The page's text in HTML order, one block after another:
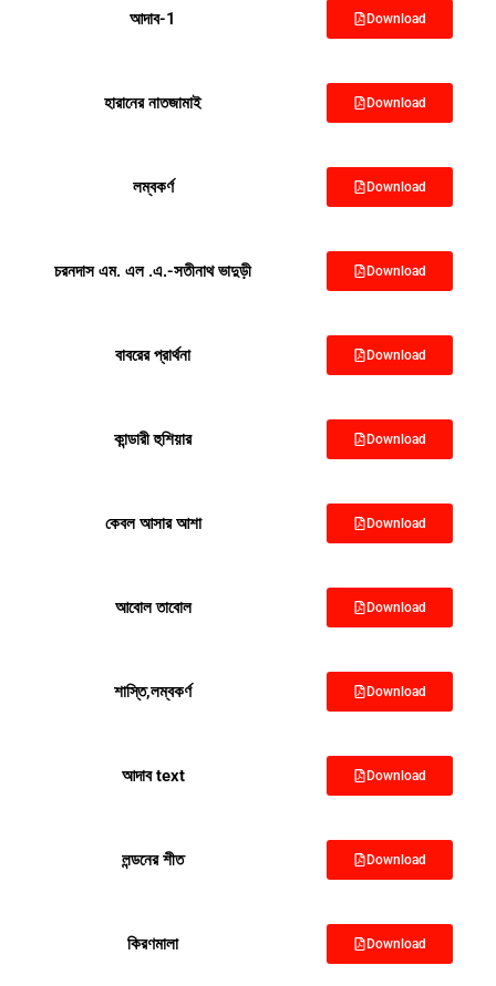
আদাব-1 Download
হারানের নাতজামাই Download
লম্বকর্ণ Download
চরনদাস এম. এল .এ.-সতীনাথ ভাদুড়ী Download
বাবরের প্রার্থনা Download
কান্ডারী হুশিয়ার Download
কেবল আসার আশা Download
আবোল তাবোল Download
শাস্তি,লম্বকর্ণ Download
আদাব text Download
লন্ডনের শীত Download
কিরণমালা Download